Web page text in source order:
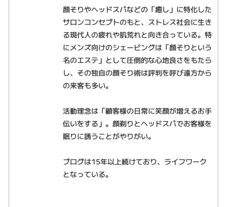
顔そりやヘッドスパなどの「癒し」に特化した
サロンコンセプトのもと、ストレス社会に生き
る現代人の疲れや肌荒れと向き合っている。特
にメンズ向けのシェービングは「顔そりという
名のエステ」として圧倒的な心地良さをもたら
し、その独自の顔そり術は評判を呼び遠方から
の来客も多い。
活動理念は「顧客様の日常に笑顔が増えるお手
伝いをする」。顔剃りとヘッドスパでお客様を
眠りに誘うことがやりがい。
ブログは15年以上続けており、ライフワーク
となっている。